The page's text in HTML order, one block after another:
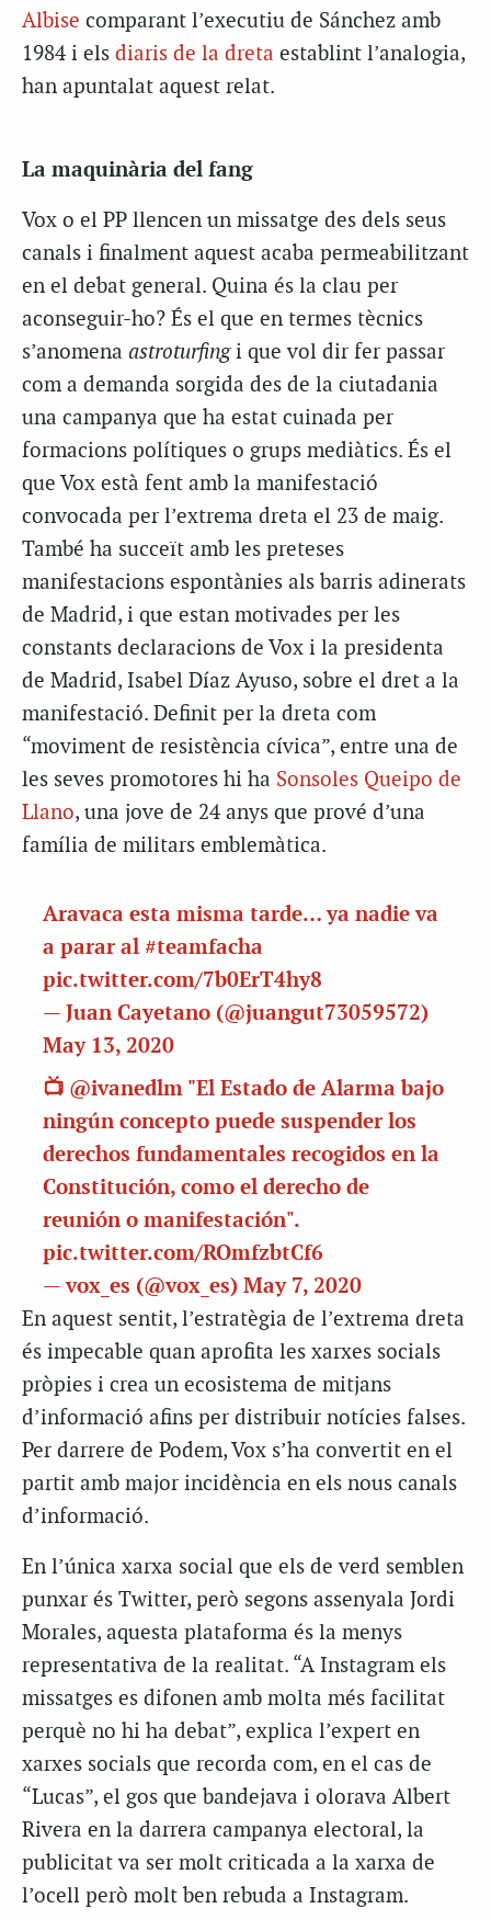
Albise comparant l’executiu de Sánchez amb
1984 i els diaris de la dreta establint l’analogia,
han apuntalat aquest relat.
La maquinària del fang
Vox o el PP llencen un missatge des dels seus
canals i finalment aquest acaba permeabilitzant
en el debat general. Quina és la clau per
aconseguir-ho? És el que en termes tècnics
s’anomena astroturfingi que vol dir fer passar
com a demanda sorgida des de la ciutadania
una campanya que ha estat cuinada per
formacions polítiques o grups mediàtics. És el
que Vox està fent amb la manifestació
convocada per l’extrema dreta el 23 de maig.
També ha succeït amb les preteses
manifestacions espontànies als barris adinerats
de Madrid, i que estan motivades per les
constants declaracions de Vox i la presidenta
de Madrid, Isabel Díaz Ayuso, sobre el dret a la
manifestació. Definit per la dreta com
“moviment de resistència cívica”, entre una de
les seves promotores hi ha Sonsoles Queipo de
Llano, una jove de 24 anys que prové d’una
família de militars emblemàtica.
Aravaca esta misma tarde… ya nadie va
a parar al #teamfacha
pic.twitter.com/7b0ErT4hy8
— Juan Cayetano (@juangut73059572)
May 13, 2020
📺 @ivanedlm "El Estado de Alarma bajo
ningún concepto puede suspender los
derechos fundamentales recogidos en la
Constitución, como el derecho de
reunión o manifestación".
pic.twitter.com/ROmfzbtCf6
— vox_es (@vox_es) May 7, 2020
En aquest sentit, l’estratègia de l’extrema dreta
és impecable quan aprofita les xarxes socials
pròpies i crea un ecosistema de mitjans
d’informació afins per distribuir notícies falses.
Per darrere de Podem, Vox s’ha convertit en el
partit amb major incidència en els nous canals
d’informació.
En l’única xarxa social que els de verd semblen
punxar és Twitter, però segons assenyala Jordi
Morales, aquesta plataforma és la menys
representativa de la realitat. “A Instagram els
missatges es difonen amb molta més facilitat
perquè no hi ha debat”, explica l’expert en
xarxes socials que recorda com, en el cas de
“Lucas”, el gos que bandejava i olorava Albert
Rivera en la darrera campanya electoral, la
publicitat va ser molt criticada a la xarxa de
l’ocell però molt ben rebuda a Instagram.